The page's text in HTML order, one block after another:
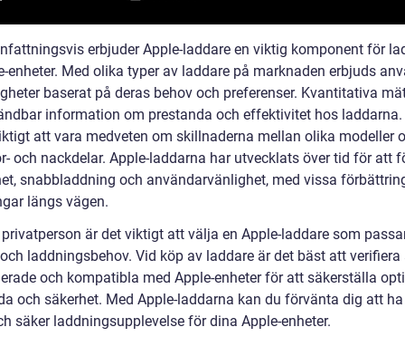
erbjuder Apple-laddare en viktig komponent för
enheter. Med olika typer av laddare på marknaden erbjuds
baserat på deras behov och preferenser. Kvantitativa
information om prestanda och effektivitet hos laddarna.
att vara medveten om skillnaderna mellan olika modeller
och nackdelar. Apple-laddarna har utvecklats över tid för att
snabbladdning och användarvänlighet, med vissa
längs vägen.
är det viktigt att välja en Apple-laddare som
laddningsbehov. Vid köp av laddare är det bäst att verifiera
och kompatibla med Apple-enheter för att säkerställa
och säkerhet. Med Apple-laddarna kan du förvänta dig att
säker laddningsupplevelse för dina Apple-enheter.